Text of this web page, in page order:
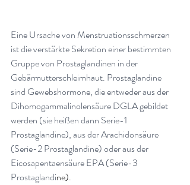
Eine Ursache von Menstruationsschmerzen
ist die verstärkte Sekretion einer bestimmten
Gruppe von Prostaglandinen in der
Gebärmutterschleimhaut. Prostaglandine
sind Gewebshormone, die entweder aus der
Dihomogammalinolensäure DGLA gebildet
werden (sie heißen dann Serie-1
Prostaglandine), aus der Arachidonsäure
(Serie-2 Prostaglandine) oder aus der
Eicosapentaensäure EPA (Serie-3
Prostaglandine).